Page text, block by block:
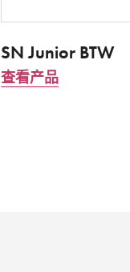
SN Junior BTW
查看产品